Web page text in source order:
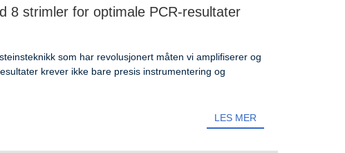
8 strimler for optimale PCR-resultater
som har revolusjonert måten vi amplifiserer og
krever ikke bare presis instrumentering og
LES MER